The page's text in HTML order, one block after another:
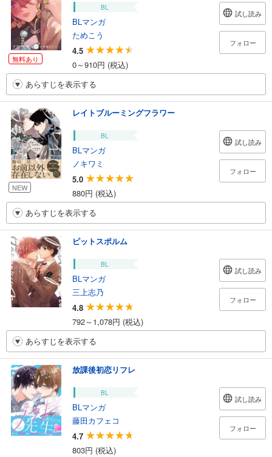
無料あり
BL
BLマンガ
ためこう
4.5
0～910円 (税込)
試し読み
フォロー
あらすじを表示する
NEW
レイトブルーミングフラワー
BL
BLマンガ
ノキワミ
5.0
880円 (税込)
試し読み
フォロー
あらすじを表示する
ピットスポルム
BL
BLマンガ
三上志乃
4.8
792～1,078円 (税込)
試し読み
フォロー
あらすじを表示する
放課後初恋リフレ
BL
BLマンガ
藤田カフェコ
4.7
803円 (税込)
試し読み
フォロー